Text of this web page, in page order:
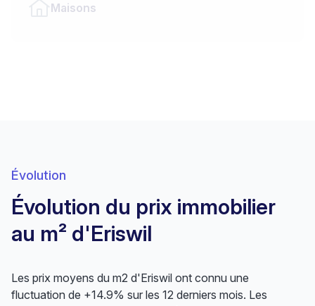
Maisons
Évolution
Évolution du prix immobilier
au m² d'Eriswil
Les prix moyens du m2 d'Eriswil ont connu une
fluctuation de +14.9% sur les 12 derniers mois. Les